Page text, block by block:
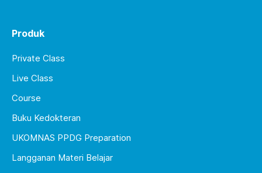
Produk
Private Class
Live Class
Course
Buku Kedokteran
UKOMNAS PPDG Preparation
Langganan Materi Belajar